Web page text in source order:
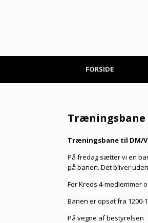
FORSIDE
Træningsbane
Træningsbane til DM/
På fredag sætter vi en
på banen. Det bliver
For Kreds 4-medlemmer
Banen er opsat fra 1200-
På vegne af bestyrelsen